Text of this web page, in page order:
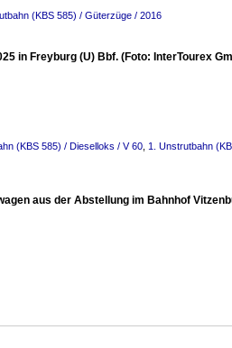
(KBS 585) / Güterzüge / 2016
in Freyburg (U) Bbf. (Foto: InterTourex
(KBS 585) / Dieselloks / V 60 1. Unstrutbahn
aus der Abstellung im Bahnhof